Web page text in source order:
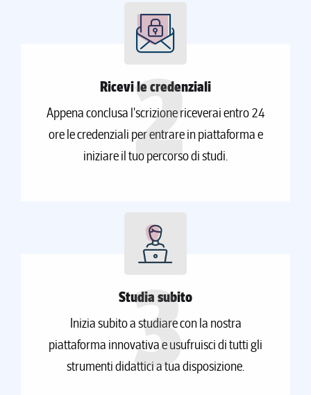
Ricevi le credenziali
Appena conclusa l'scrizione riceverai entro 24
ore le credenziali per entrare in piattaforma e
iniziare il tuo percorso di studi.
2
Studia subito
Inizia subito a studiare con la nostra
piattaforma innovativa e usufruisci di tutti gli
strumenti didattici a tua disposizione.
3